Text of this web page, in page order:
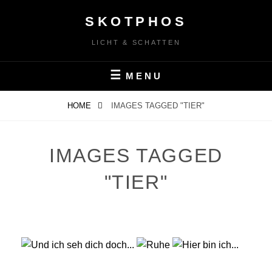
SKOTPHOS
LICHT & SCHATTEN
MENU
HOME IMAGES TAGGED "TIER"
IMAGES TAGGED
"TIER"